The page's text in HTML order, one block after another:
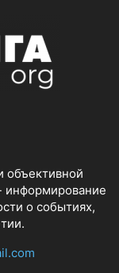
объективной
информирование
о событиях,